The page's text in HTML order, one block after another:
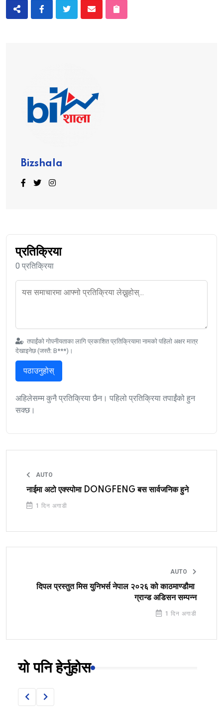
Bizshala
प्रतिक्रिया
0 प्रतिक्रिया
तपाईंको गोपनीयताका लागि प्रकाशित प्रतिक्रियामा नामको पहिलो अक्षर मात्र
देखाइनेछ (जस्तै: B***)।
पठाउनुहोस्
अहिलेसम्म कुनै प्रतिक्रिया छैन। पहिलो प्रतिक्रिया तपाईंको हुन
सक्छ।
AUTO
नाईमा अटो एक्स्पोमा DONGFENG बस सार्वजनिक हुने
1 दिन अगाडी
AUTO
दिपल प्रस्तुत मिस युनिभर्स नेपाल २०२६ को काठमाण्डौमा
ग्रान्ड अडिसन सम्पन्न
1 दिन अगाडी
यो पनि हेर्नुहोस